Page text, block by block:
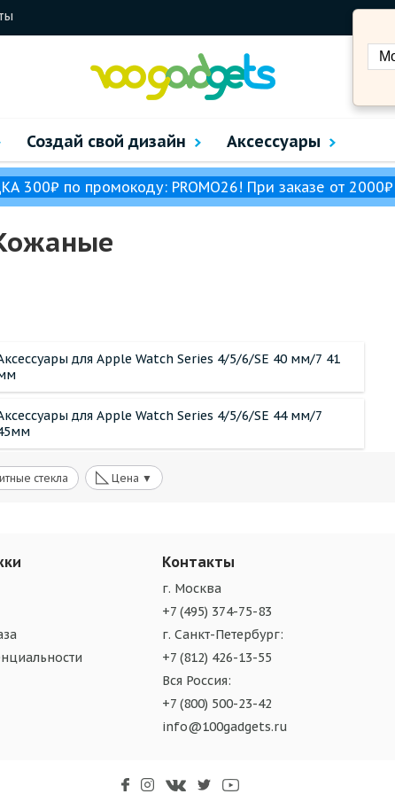
Создай свой дизайн Аксессуары
300₽ по промокоду: PROMO26! При заказе от
для Apple Watch Series 4/5/6/SE 40 мм/7 41
для Apple Watch Series 4/5/6/SE 44 мм/7
стекла ◺ Цена ▼
Контакты
г. Москва
+7 (495) 374-75-83
г. Санкт-Петербург:
+7 (812) 426-13-55
Вся Россия:
+7 (800) 500-23-42
info@100gadgets.ru